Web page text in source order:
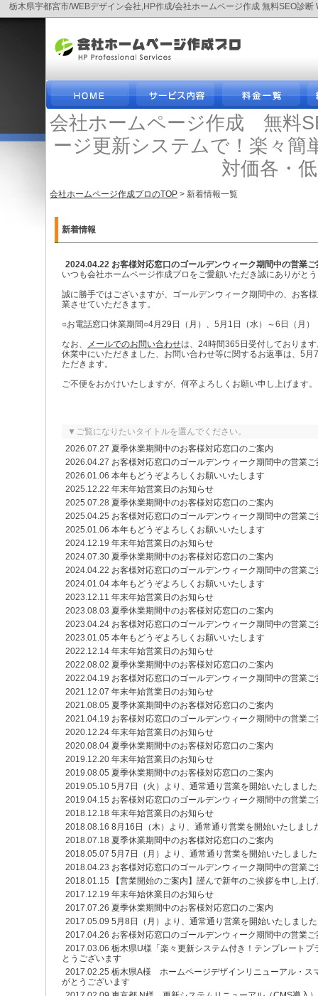
栃木県宇都宮市/WEBデザイン会社,HP作成/会社ホームページ作成 無料SEO
会社ホームページ作成 無料
ージ更新システムで！楽々簡
対価各・
会社ホームページ作成プロのTOP > 新着情報一覧
新着情報
2024.04.22 お客様対応窓口のゴールデンウィーク期間中の営業ご
いつも会社ホームページ作成プロをご愛顧いただき誠にありがと
誠に勝手ではございますが、ゴールデンウィーク期間中の、お客
業させていただきます。
○お電話窓口休業期間○4月29日（月）、5月1日（水）～6日（月）
なお、
メールでのお問い合わせは、24時間365日受付しておりま
休業中にいただきました、お問い合わせ等に関するお返事は、5月
ただきます。
ご不便をおかけいたしますが、何卒よろしくお願い申し上げます。
▼ご覧になりたいタイトルを選んでください。
2026.07.27 夏季休業期間中のお客様対応窓口のご案内
2026.04.27 お客様対応窓口のゴールデンウィーク期間中の営業ご
2026.01.06 本年もどうぞよろしくお願いいたします
2025.12.22 年末年始営業日のお知らせ
2025.07.28 夏季休業期間中のお客様対応窓口のご案内
2025.04.25 お客様対応窓口のゴールデンウィーク期間中の営業ご
2025.01.06 本年もどうぞよろしくお願いいたします
2024.12.19 年末年始営業日のお知らせ
2024.07.30 夏季休業期間中のお客様対応窓口のご案内
2024.04.22 お客様対応窓口のゴールデンウィーク期間中の営業ご
2024.01.04 本年もどうぞよろしくお願いいたします
2023.12.11 年末年始営業日のお知らせ
2023.08.03 夏季休業期間中のお客様対応窓口のご案内
2023.04.24 お客様対応窓口のゴールデンウィーク期間中の営業ご
2023.01.05 本年もどうぞよろしくお願いいたします
2022.12.14 年末年始営業日のお知らせ
2022.08.02 夏季休業期間中のお客様対応窓口のご案内
2022.04.19 お客様対応窓口のゴールデンウィーク期間中の営業ご
2021.12.07 年末年始営業日のお知らせ
2021.08.05 夏季休業期間中のお客様対応窓口のご案内
2021.04.19 お客様対応窓口のゴールデンウィーク期間中の営業ご
2020.12.24 年末年始営業日のお知らせ
2020.08.04 夏季休業期間中のお客様対応窓口のご案内
2019.12.20 年末年始営業日のお知らせ
2019.08.05 夏季休業期間中のお客様対応窓口のご案内
2019.05.10 5月7日（火）より、通常通り営業を開始いたしまし
2019.04.15 お客様対応窓口のゴールデンウィーク期間中の営業ご
2018.12.18 年末年始営業日のお知らせ
2018.08.16 8月16日（木）より、通常通り営業を開始いたしまし
2018.07.18 夏季休業期間中のお客様対応窓口のご案内
2018.05.07 5月7日（月）より、通常通り営業を開始いたしまし
2018.04.23 お客様対応窓口のゴールデンウィーク期間中の営業ご
2018.01.15
【営業開始のご案内】謹んで新年のご挨拶を申し上
2017.12.19 年末年始休業日のお知らせ
2017.07.26 夏季休業期間中のお客様対応窓口のご案内
2017.05.09 5月8日（月）より、通常通り営業を開始いたしまし
2017.04.26 お客様対応窓口のゴールデンウィーク期間中の営業ご
2017.03.06 栃木県U様「楽々更新システム付き！テンプレートプ
とうございます
2017.02.25 栃木県A様 ホームページデザインリニューアル・ス
がとうございます